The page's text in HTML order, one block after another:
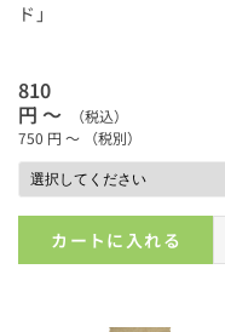
ド」
810
円 ～
（税込）
750 円 ～ （税別）
カートに入れる